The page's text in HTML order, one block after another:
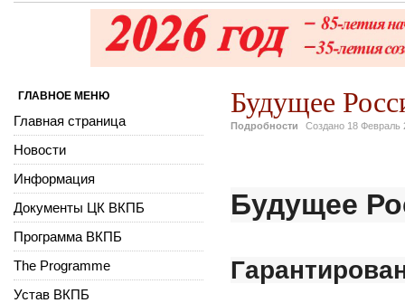
Будущее
Подробности Создано 18 Февраль
Будущее
ГЛАВНОЕ МЕНЮ
Главная страница
Новости
Информация
Документы ЦК ВКПБ
Программа ВКПБ
The Programme
Устав ВКПБ